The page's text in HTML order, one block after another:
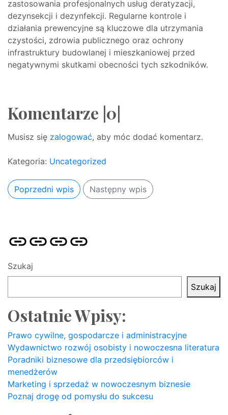
zastosowania profesjonalnych usług deratyzacji,
dezynsekcji i dezynfekcji. Regularne kontrole i
działania prewencyjne są kluczowe dla utrzymania
czystości, zdrowia publicznego oraz ochrony
infrastruktury budowlanej i mieszkaniowej przed
negatywnymi skutkami obecności tych szkodników.
Komentarze |0|
Musisz się zalogować, aby móc dodać komentarz.
Kategoria: Uncategorized
Poprzedni wpis Następny wpis
Strona
główna
Pozycjonowanie
Stron
SKLEP
SEO
BLOG
Szukaj
Szukaj
Ostatnie Wpisy:
Prawo cywilne, gospodarcze i administracyjne
Wydawnictwo rozwój osobisty i nowoczesna literatura
Poradniki biznesowe dla przedsiębiorców i
menedżerów
Marketing i sprzedaż w nowoczesnym biznesie
Poznaj drogę od pomysłu do sukcesu